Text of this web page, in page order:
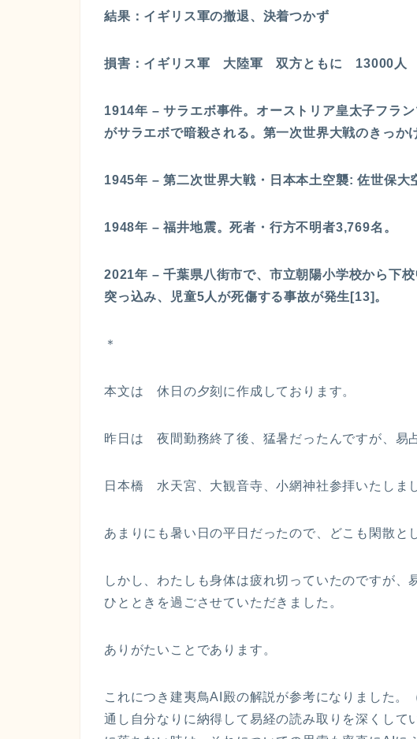
結果：イギリス軍の撤退、決着つかず
損害：イギリス軍 大陸軍 双方ともに 13000
1914年 – サラエボ事件。オーストリア皇太子フラ
がサラエボで暗殺される。第一次世界大戦のきっか
1945年 – 第二次世界大戦・日本本土空襲: 佐世保大
1948年 – 福井地震。死者・行方不明者3,769名。
2021年 – 千葉県八街市で、市立朝陽小学校から下
突っ込み、児童5人が死傷する事故が発生[13]。
＊
本文は 休日の夕刻に作成しております。
昨日は 夜間勤務終了後、猛暑だったんですが、易
日本橋 水天宮、大観音寺、小網神社参拝いたしま
あまりにも暑い日の平日だったので、どこも閑散と
しかし、わたしも身体は疲れ切っていたのですが、
ひとときを過ごさせていただきました。
ありがたいことであります。
これにつき建夷鳥AI殿の解説が参考になりました。
通し自分なりに納得して易経の読み取りを深くして